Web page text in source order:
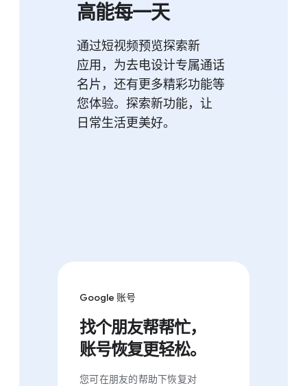
高​能​每​一​天
通过​短视​频​预览​探索​新​
应用，​为​去​电​设计​专属​通话​
名片，​还​有​更​多​精彩​功能​等​
您​体验。​探索​新​功能，​让​
日常​生活​更​美好。
Google 账号
找​个​朋友​帮​帮忙，​
账号​恢复​更​轻松。
您​可​在​朋友​的​帮助​下恢复​对